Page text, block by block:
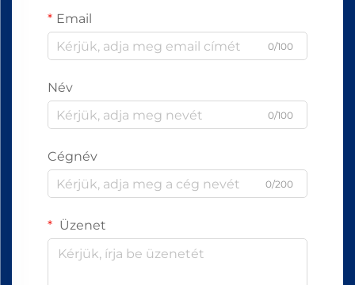
Email
0/100
Név
0/100
Cégnév
0/200
Üzenet